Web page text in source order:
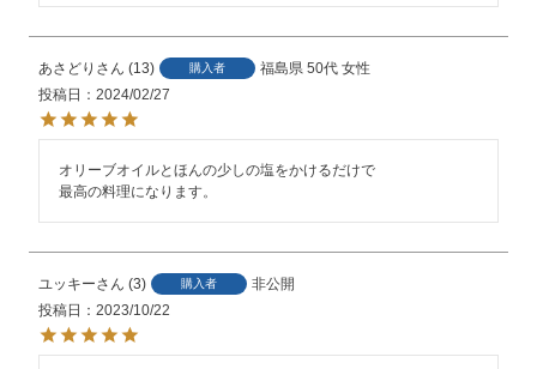
あさどり 13 購入者 福島県 50代 女性
投稿日
2024/02/27
オリーブオイルとほんの少しの塩をかけるだけで
最高の料理になります。
ユッキー 3 購入者
非公開
投稿日
2023/10/22